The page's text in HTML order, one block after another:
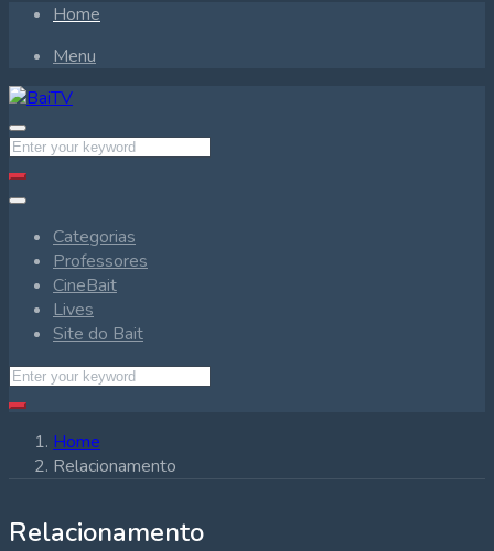
Home
Menu
Categorias
Professores
CineBait
Lives
Site do Bait
Home
Relacionamento
Relacionamento